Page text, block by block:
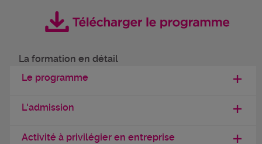
La formation en détail
Le programme
L'admission
Activité à privilégier en entreprise